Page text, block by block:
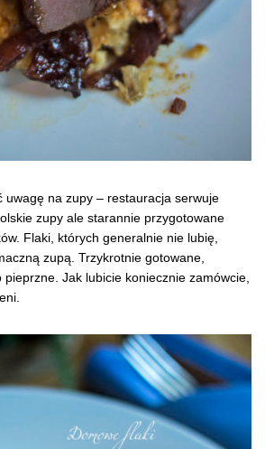
uwagę na zupy – restauracja serwuje
zupy ale starannie przygotowane
Flaki, których generalnie nie lubię,
zupą. Trzykrotnie gotowane,
Jak lubicie koniecznie zamówcie,